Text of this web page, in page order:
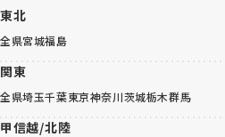
東北
全県宮城福島
関東
全県埼玉千葉東京神奈川茨城栃木群馬
甲信越/北陸